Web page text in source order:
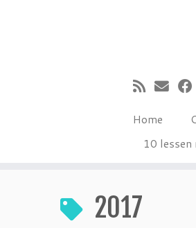
Home
10 lessen
2017